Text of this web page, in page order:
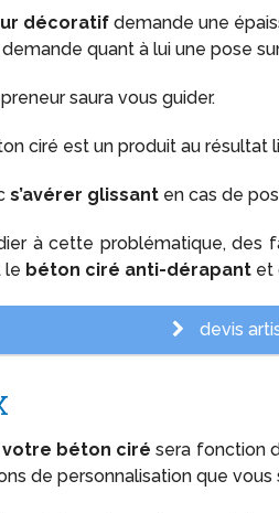
décoratif demande une
demande quant à lui une pose
saura vous guider.
ciré est un produit au résultat
s’avérer glissant en cas de
à cette problématique, des
le béton ciré anti-dérapant et
devis
béton ciré sera fonction
de personnalisation que vous